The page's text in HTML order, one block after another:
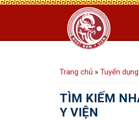
Trang chủ » Tuyển dụng
TÌM KIẾM
Y VIỆN